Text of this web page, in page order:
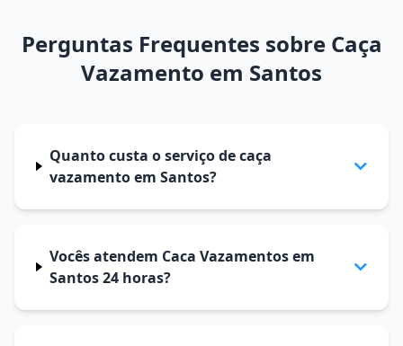
Perguntas Frequentes sobre Caça
Vazamento em Santos
Quanto custa o serviço de caça
vazamento em Santos?
Vocês atendem Caca Vazamentos em
Santos 24 horas?